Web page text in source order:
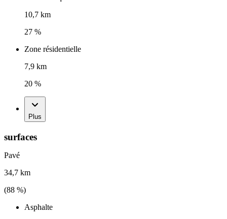
10,7 km
27 %
Zone résidentielle
7,9 km
20 %
Plus
surfaces
Pavé
34,7 km
(88 %)
Asphalte